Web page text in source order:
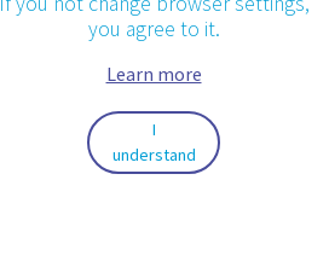
you agree to it.
Learn more
I
understand